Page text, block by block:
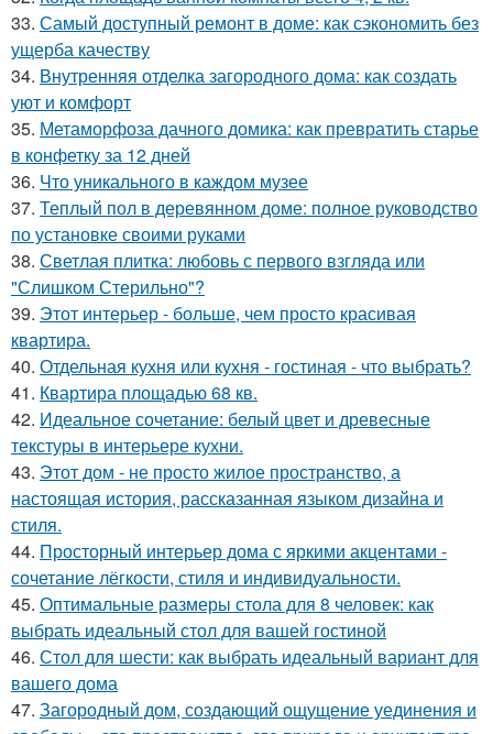
33. Самый доступный ремонт в доме: как сэкономить без
ущерба качеству
34. Внутренняя отделка загородного дома: как создать
уют и комфорт
35. Метаморфоза дачного домика: как превратить старье
в конфетку за 12 дней
36. Что уникального в каждом музее
37. Теплый пол в деревянном доме: полное руководство
по установке своими руками
38. Светлая плитка: любовь с первого взгляда или
"Слишком Стерильно"?
39. Этот интерьер - больше, чем просто красивая
квартира.
40. Отдельная кухня или кухня - гостиная - что выбрать?
41. Квартира площадью 68 кв.
42. Идеальное сочетание: белый цвет и древесные
текстуры в интерьере кухни.
43. Этот дом - не просто жилое пространство, а
настоящая история, рассказанная языком дизайна и
стиля.
44. Просторный интерьер дома с яркими акцентами -
сочетание лёгкости, стиля и индивидуальности.
45. Оптимальные размеры стола для 8 человек: как
выбрать идеальный стол для вашей гостиной
46. Стол для шести: как выбрать идеальный вариант для
вашего дома
47. Загородный дом, создающий ощущение уединения и